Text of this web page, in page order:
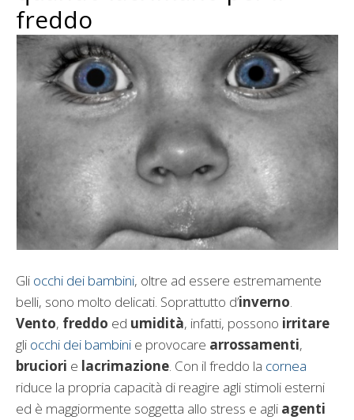
freddo
Gli occhi dei bambini, oltre ad essere estremamente
belli, sono molto delicati. Soprattutto d’inverno.
Vento, freddo ed umidità, infatti, possono irritare
gli occhi dei bambini e provocare arrossamenti,
bruciori e lacrimazione. Con il freddo la cornea
riduce la propria capacità di reagire agli stimoli esterni
ed è maggiormente soggetta allo stress e agli agenti